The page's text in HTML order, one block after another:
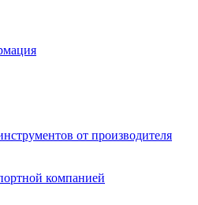
от производителя
компанией